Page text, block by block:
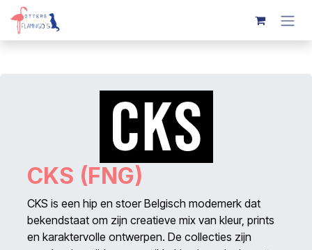
Overslaan naar inhoud
CKS (FNG)
CKS is een hip en stoer Belgisch modemerk dat
bekendstaat om zijn creatieve mix van kleur, prints
en karaktervolle ontwerpen. De collecties zijn